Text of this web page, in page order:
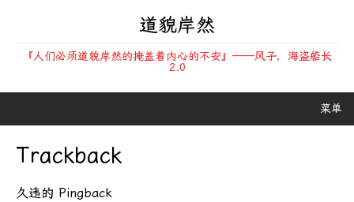
道貌岸然
『人们必须道貌岸然的掩盖着内心的不安』——风子，海盗船长
2.0
菜单
Trackback
久违的 Pingback